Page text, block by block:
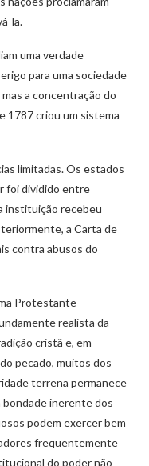
la.
uma verdade
para uma sociedade
a concentração do
1787 criou um sistema
limitadas. Os estados
foi dividido entre
instituição recebeu
a Carta de
contra abusos do
Protestante
realista da
cristã e, em
pecado, muitos dos
terrena permanece
bondade inerente dos
podem exercer bem
frequentemente
do poder não